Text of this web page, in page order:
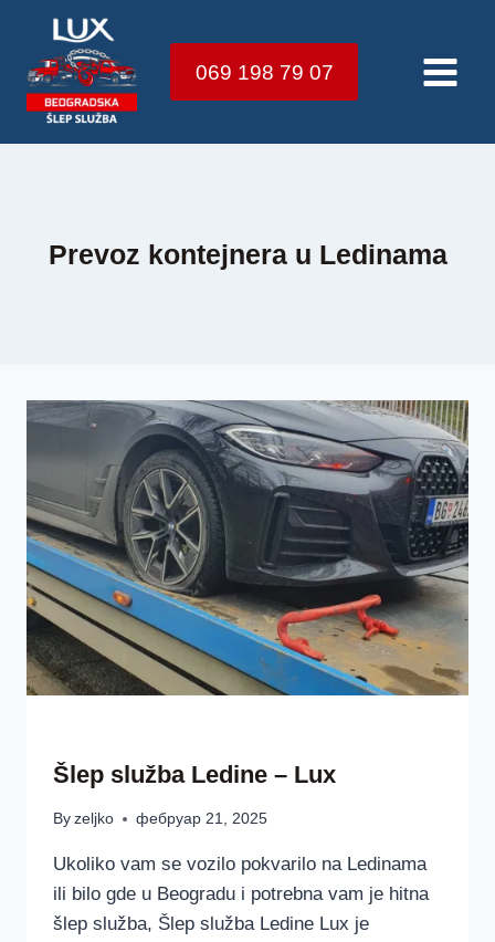
content
069 198 79 07
Prevoz kontejnera u Ledinama
Šlep služba Ledine – Lux
By zeljko фебруар 21, 2025
Ukoliko vam se vozilo pokvarilo na Ledinama
ili bilo gde u Beogradu i potrebna vam je hitna
šlep služba, Šlep služba Ledine Lux je